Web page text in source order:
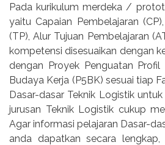
Pada kurikulum merdeka /
yaitu Capaian Pembelajaran
(TP), Alur Tujuan Pembelajaran
kompetensi disesuaikan dengan
dengan Proyek Penguatan Profil
Budaya Kerja (P5BK) sesuai tiap
Dasar-dasar Teknik Logistik
jurusan Teknik Logistik cukup
Agar informasi pelajaran Dasar-
anda dapatkan secara